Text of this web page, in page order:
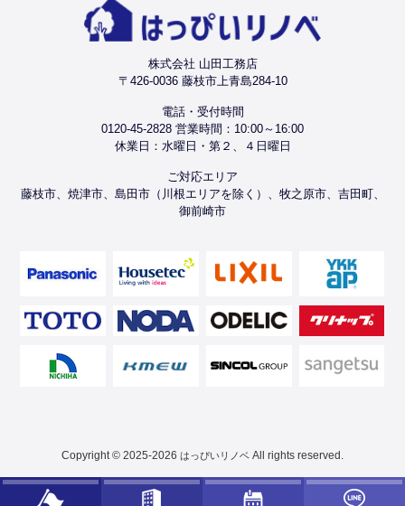
株式会社 山田工務店
〒426-0036 藤枝市上青島284-10
電話・受付時間
0120-45-2828 営業時間：10:00～16:00
休業日：水曜日・第２、４日曜日
ご対応エリア
藤枝市、焼津市、島田市（川根エリアを除く）、牧之原市、吉田町、
御前崎市
Copyright © 2025-2026 はっぴいリノベ All rights reserved.